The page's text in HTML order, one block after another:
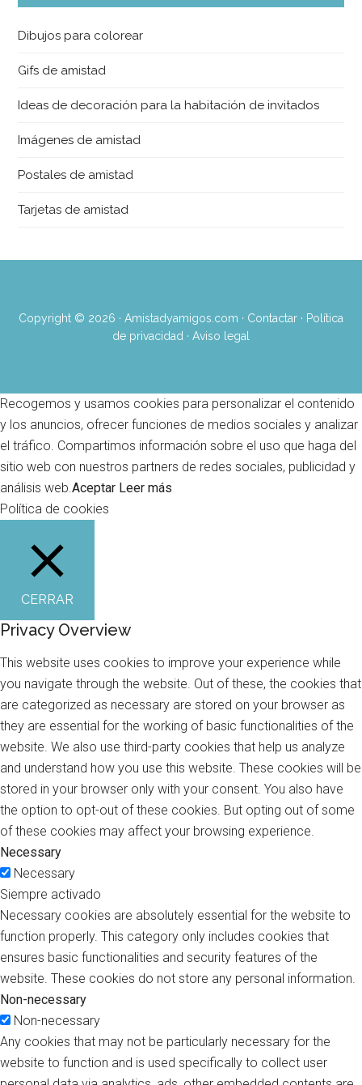
Dibujos para colorear
Gifs de amistad
Ideas de decoración para la habitación de invitados
Imágenes de amistad
Postales de amistad
Tarjetas de amistad
Copyright © 2026 · Amistadyamigos.com · Contactar · Política
de privacidad · Aviso legal
Recogemos y usamos cookies para personalizar el contenido
y los anuncios, ofrecer funciones de medios sociales y analizar
el tráfico. Compartimos información sobre el uso que haga del
sitio web con nuestros partners de redes sociales, publicidad y
análisis web.Aceptar Leer más
Política de cookies
CERRAR
Privacy Overview
This website uses cookies to improve your experience while
you navigate through the website. Out of these, the cookies that
are categorized as necessary are stored on your browser as
they are essential for the working of basic functionalities of the
website. We also use third-party cookies that help us analyze
and understand how you use this website. These cookies will be
stored in your browser only with your consent. You also have
the option to opt-out of these cookies. But opting out of some
of these cookies may affect your browsing experience.
Necessary
Necessary
Siempre activado
Necessary cookies are absolutely essential for the website to
function properly. This category only includes cookies that
ensures basic functionalities and security features of the
website. These cookies do not store any personal information.
Non-necessary
Non-necessary
Any cookies that may not be particularly necessary for the
website to function and is used specifically to collect user